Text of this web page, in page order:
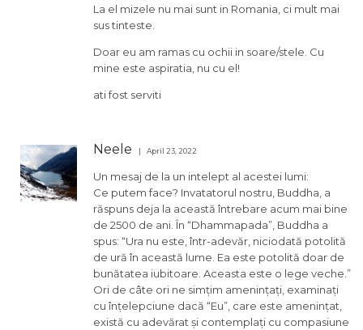
La el mizele nu mai sunt in Romania, ci mult mai
sus tinteste.
Doar eu am ramas cu ochii in soare/stele. Cu
mine este aspiratia, nu cu el!
ati fost serviti
Neele April 23, 2022
Un mesaj de la un intelept al acestei lumi:
Ce putem face? Invatatorul nostru, Buddha, a
răspuns deja la această întrebare acum mai bine
de 2500 de ani. În “Dhammapada”, Buddha a
spus: “Ura nu este, într-adevăr, niciodată potolită
de ură în această lume. Ea este potolită doar de
bunătatea iubitoare. Aceasta este o lege veche.”
Ori de câte ori ne simțim amenințați, examinați
cu înțelepciune dacă “Eu”, care este amenințat,
există cu adevărat și contemplați cu compasiune